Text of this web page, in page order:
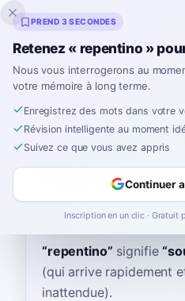
Inklingo
Accueil› Espagnol›Dictionnaire ›
repentino
reh-pen-TEE-noh
“repentino” signifie “
(qui arrive rapidement
inattendue).
PREND 3 SECONDES
Retenez « repentino »
Nous vous interrogerons au
votre mémoire à long terme.
Enregistrez des mots dans votre
Révision intelligente au moment
Suivez ce que vous avez appris
Continuer
Inscription en un clic · Gratuit